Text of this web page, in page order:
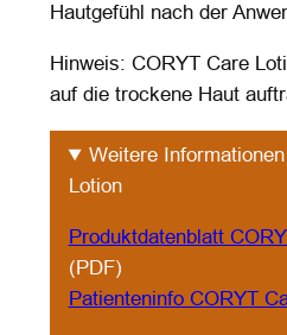
Hautgefühl nach der
Hinweis: CORYT Care
auf die trockene Haut
Weitere
Lotion
Produktdatenblatt
(PDF)
Patienteninfo CORYT